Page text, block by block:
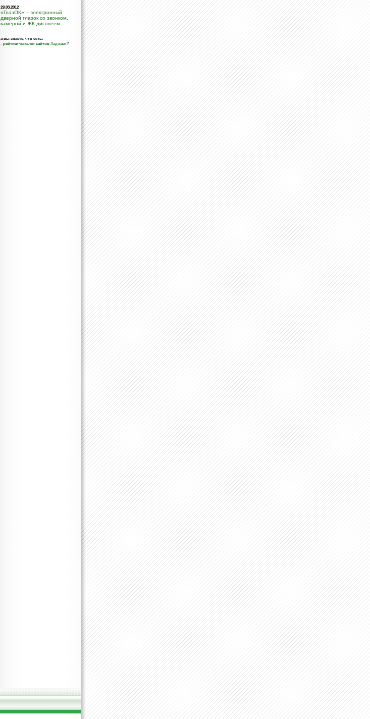
29.03.2012
«ГлазОК» – электронный
дверной глазок со звонком,
камерой и ЖК-дисплеем
а вы знаете, что есть:
- рейтинг-каталог сайтов Ладошек?